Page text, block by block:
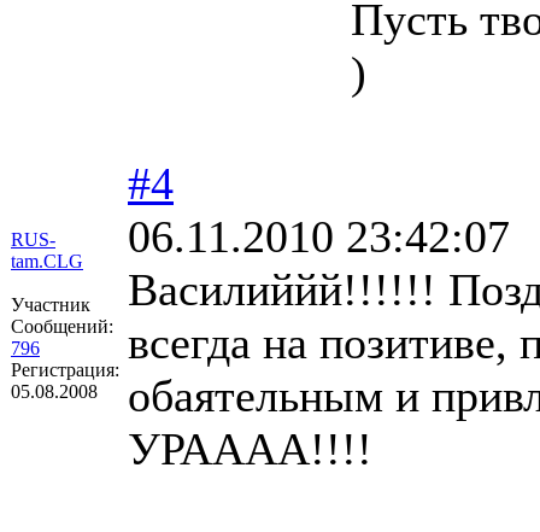
Пусть
)
RUS-
tam.CLG
Участник
Сообщений:
796
Регистрация:
05.08.2008
#4
06.11.2010 23:42:07
Василиййй!!!!!!
всегда на
обаятельным и
УРАААА!!!!